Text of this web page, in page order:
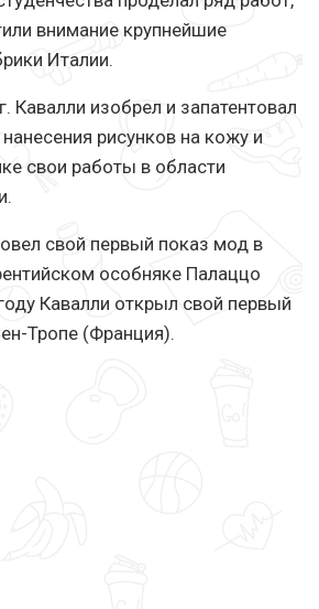
внимание крупнейшие
Италии.
Кавалли изобрел и запатентовал
рисунков на кожу и
свои работы в области
свой первый показ мод в
особняке Палаццо
Кавалли открыл свой первый
Тропе (Франция).